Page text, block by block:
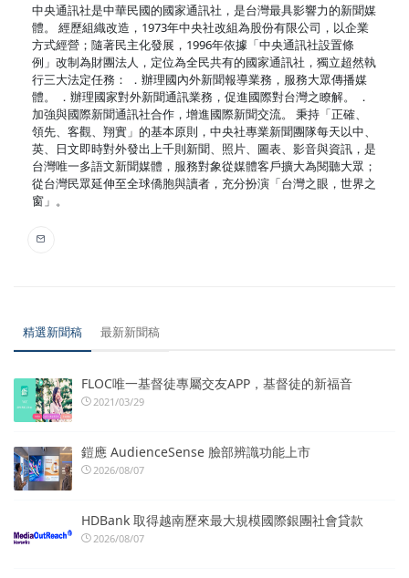
中央通訊社是中華民國的國家通訊社，是台灣最具影響力的新聞媒
體。 經歷組織改造，1973年中央社改組為股份有限公司，以企業
方式經營；隨著民主化發展，1996年依據「中央通訊社設置條
例」改制為財團法人，定位為全民共有的國家通訊社，獨立超然執
行三大法定任務： ．辦理國內外新聞報導業務，服務大眾傳播媒
體。 ．辦理國家對外新聞通訊業務，促進國際對台灣之瞭解。 ．
加強與國際新聞通訊社合作，增進國際新聞交流。 秉持「正確、
領先、客觀、翔實」的基本原則，中央社專業新聞團隊每天以中、
英、日文即時對外發出上千則新聞、照片、圖表、影音與資訊，是
台灣唯一多語文新聞媒體，服務對象從媒體客戶擴大為閱聽大眾；
從台灣民眾延伸至全球僑胞與讀者，充分扮演「台灣之眼，世界之
窗」。
精選新聞稿 最新新聞稿
FLOC唯一基督徒專屬交友APP，基督徒的新福音
2021/03/29
鎧應 AudienceSense 臉部辨識功能上市
2026/08/07
HDBank 取得越南歷來最大規模國際銀團社會貸款
2026/08/07